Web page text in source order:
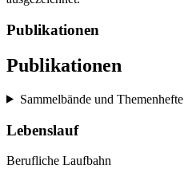
Publikationen
Publikationen
Sammelbände und Themenhefte
Lebenslauf
Berufliche Laufbahn